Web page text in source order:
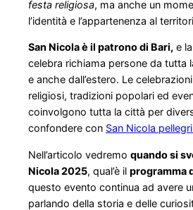
festa religiosa, ma anche un
l’identità e l’appartenenza al
San Nicola è il patrono di Bari, e
celebra richiama persone da tutta
e anche dall’estero. Le
religiosi, tradizioni popolari ed
coinvolgono tutta la città per
confondere con San Nicola
Nell’articolo vedremo quando si
Nicola 2025, qual’è il programma
questo evento continua ad avere
parlando della storia e delle